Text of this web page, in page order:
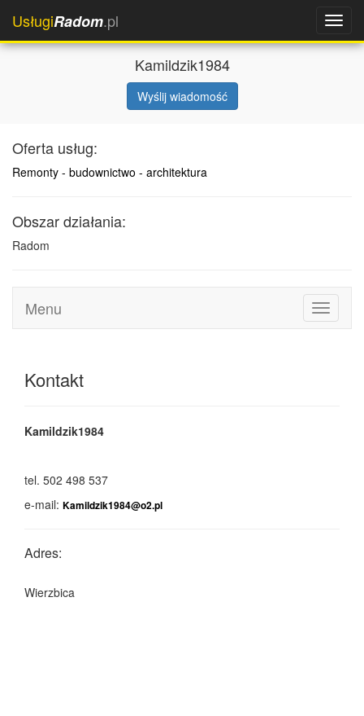
UsługiRadom.pl
Kamildzik1984
Wyślij wiadomość
Oferta usług:
Remonty - budownictwo - architektura
Obszar działania:
Radom
Toggle
Menu
Kontakt
Kamildzik1984
tel. 502 498 537
e-mail: Kamildzik1984@o2.pl
Adres:
Wierzbica